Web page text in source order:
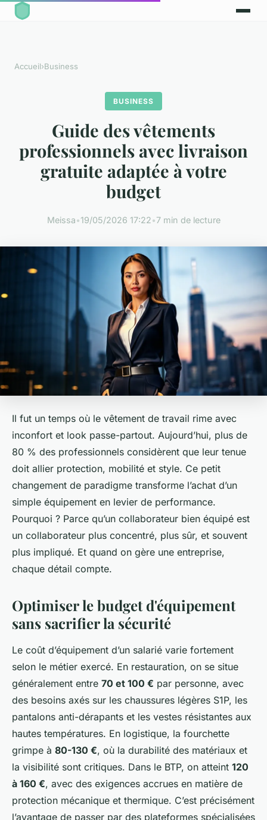
Accueil›Business
BUSINESS
Guide des vêtements
professionnels avec livraison
gratuite adaptée à votre
budget
Meissa•19/05/2026 17:22•7 min de lecture
Il fut un temps où le vêtement de travail rime avec
inconfort et look passe-partout. Aujourd’hui, plus de
80 % des professionnels considèrent que leur tenue
doit allier protection, mobilité et style. Ce petit
changement de paradigme transforme l’achat d’un
simple équipement en levier de performance.
Pourquoi ? Parce qu’un collaborateur bien équipé est
un collaborateur plus concentré, plus sûr, et souvent
plus impliqué. Et quand on gère une entreprise,
chaque détail compte.
Optimiser le budget d'équipement
sans sacrifier la sécurité
Le coût d’équipement d’un salarié varie fortement
selon le métier exercé. En restauration, on se situe
généralement entre 70 et 100 € par personne, avec
des besoins axés sur les chaussures légères S1P, les
pantalons anti-dérapants et les vestes résistantes aux
hautes températures. En logistique, la fourchette
grimpe à 80-130 €, où la durabilité des matériaux et
la visibilité sont critiques. Dans le BTP, on atteint 120
à 160 €, avec des exigences accrues en matière de
protection mécanique et thermique. C’est précisément
l’avantage de passer par des plateformes spécialisées